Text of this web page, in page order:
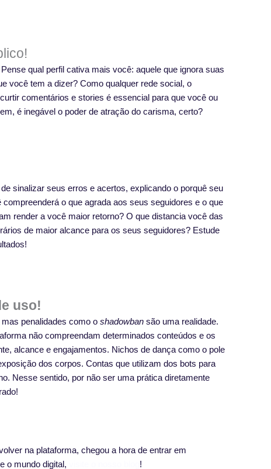
qual perfil cativa mais você: aquele que ignora suas
você tem a dizer? Como qualquer rede social, o
comentários e stories é essencial para que você ou
é inegável o poder de atração do carisma, certo?
sinalizar seus erros e acertos, explicando o porquê seu
o que agrada aos seus seguidores e o que
render a você maior retorno? O que distancia você das
de maior alcance para os seus seguidores? Estude
uso!
penalidades como o shadowban são uma realidade.
não compreendam determinados conteúdos e os
alcance e engajamentos. Nichos de dança como o pole
dos corpos. Contas que utilizam dos bots para
Nesse sentido, por não ser uma prática diretamente
na plataforma, chegou a hora de entrar em
o mundo digital,
!